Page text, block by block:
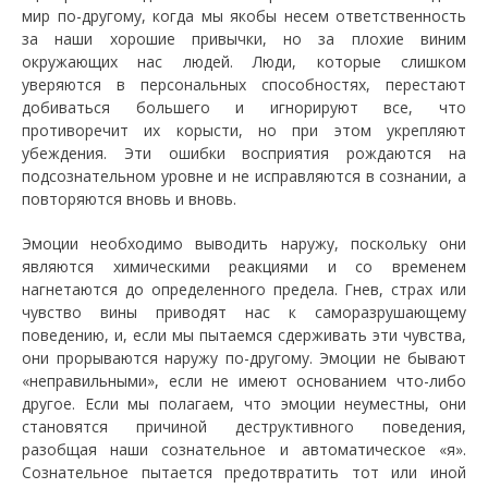
мир по-другому, когда мы якобы несем ответственность
за наши хорошие привычки, но за плохие виним
окружающих нас людей. Люди, которые слишком
уверяются в персональных способностях, перестают
добиваться большего и игнорируют все, что
противоречит их корысти, но при этом укрепляют
убеждения. Эти ошибки восприятия рождаются на
подсознательном уровне и не исправляются в сознании, а
повторяются вновь и вновь.
Эмоции необходимо выводить наружу, поскольку они
являются химическими реакциями и со временем
нагнетаются до определенного предела. Гнев, страх или
чувство вины приводят нас к саморазрушающему
поведению, и, если мы пытаемся сдерживать эти чувства,
они прорываются наружу по-другому. Эмоции не бывают
«неправильными», если не имеют основанием что-либо
другое. Если мы полагаем, что эмоции неуместны, они
становятся причиной деструктивного поведения,
разобщая наши сознательное и автоматическое «я».
Сознательное пытается предотвратить тот или иной